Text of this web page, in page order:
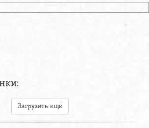
Загрузить ещё